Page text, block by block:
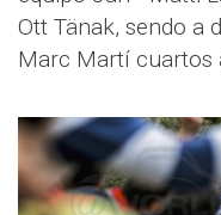
Ott Tänak, sendo a
Marc Martí cuartos